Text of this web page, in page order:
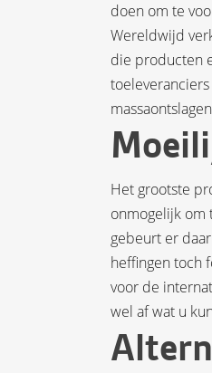
doen om te
Wereldwijd
die producten
Het grootste
onmogelijk om
gebeurt er
heffingen toch
voor de
wel af wat u